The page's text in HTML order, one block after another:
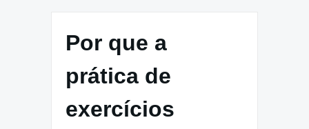
Por que a
prática de
exercícios